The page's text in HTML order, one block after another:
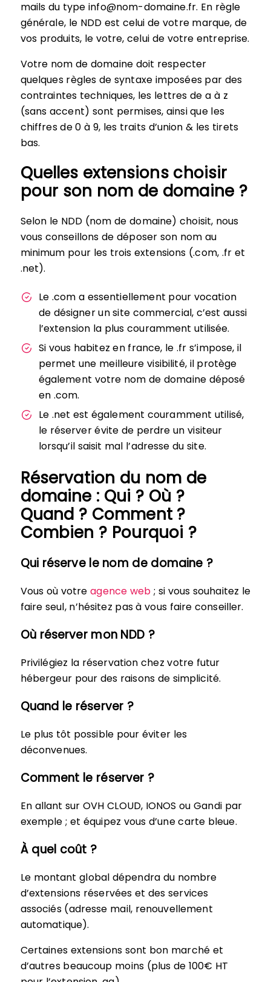
mails du type info@nom-domaine.fr. En règle
générale, le NDD est celui de votre marque, de
vos produits, le votre, celui de votre entreprise.
Votre nom de domaine doit respecter
quelques règles de syntaxe imposées par des
contraintes techniques, les lettres de a à z
(sans accent) sont permises, ainsi que les
chiffres de 0 à 9, les traits d’union & les tirets
bas.
Quelles extensions choisir
pour son nom de domaine ?
Selon le NDD (nom de domaine) choisit, nous
vous conseillons de déposer son nom au
minimum pour les trois extensions (.com, .fr et
.net).
Le .com a essentiellement pour vocation
de désigner un site commercial, c’est aussi
l’extension la plus couramment utilisée.
Si vous habitez en france, le .fr s’impose, il
permet une meilleure visibilité, il protège
également votre nom de domaine déposé
en .com.
Le .net est également couramment utilisé,
le réserver évite de perdre un visiteur
lorsqu’il saisit mal l’adresse du site.
Réservation du nom de
domaine : Qui ? Où ?
Quand ? Comment ?
Combien ? Pourquoi ?
Qui réserve le nom de domaine ?
Vous où votreagence web ; si vous souhaitez le
faire seul, n’hésitez pas à vous faire conseiller.
Où réserver mon NDD ?
Privilégiez la réservation chez votre futur
hébergeur pour des raisons de simplicité.
Quand le réserver ?
Le plus tôt possible pour éviter les
déconvenues.
Comment le réserver ?
En allant sur OVH CLOUD, IONOS ou Gandi par
exemple ; et équipez vous d’une carte bleue.
À quel coût ?
Le montant global dépendra du nombre
d’extensions réservées et des services
associés (adresse mail, renouvellement
automatique).
Certaines extensions sont bon marché et
d’autres beaucoup moins (plus de 100€ HT